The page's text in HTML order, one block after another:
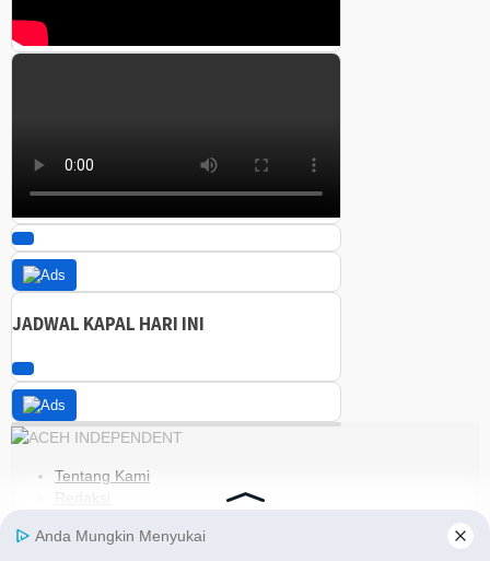
JADWAL KAPAL HARI INI
Tentang Kami
Redaksi
Pedoman Media Siber